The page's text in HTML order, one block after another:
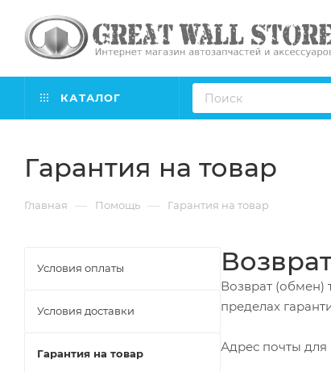
КАТАЛОГ
Гарантия на товар
Главная — Помощь — Гарантия на товар
Возврат (обмен)
пределах
Адрес почты для
Условия оплаты
Условия доставки
Гарантия на товар